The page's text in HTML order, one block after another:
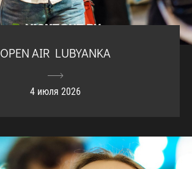
OPEN AIR LUBYANKA
4 июля 2026